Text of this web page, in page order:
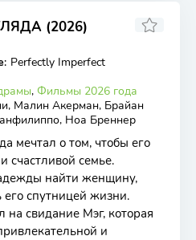
(2026)
: Perfectly Imperfect
, Фильмы 2026 года
Малин Акерман, Брайан
Ноа Бреннер
мечтал о том, чтобы его
счастливой семье.
найти женщину,
его спутницей жизни.
свидание Мэг, которая
и